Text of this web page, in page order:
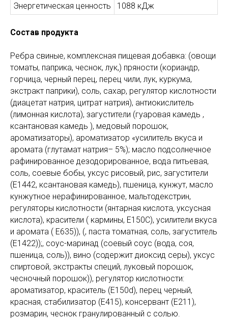
Энергетическая ценность
1088 кДж
Состав продукта
Ребра свиные, комплексная пищевая добавка: (овощи
томаты, паприка, чеснок, лук,) пряности (кориандр,
горчица, черный перец, перец чили, лук, куркума,
экстракт паприки), соль, сахар, регулятор кислотности
(диацетат натрия, цитрат натрия), антиокислитель
(лимонная кислота), загустители (гуаровая камедь ,
ксантановая камедь ), медовый порошок,
ароматизаторы), ароматизатор «усилитель вкуса и
аромата (глутамат натрия– 5%); масло подсолнечное
рафинированное дезодорированное, вода питьевая,
соль, соевые бобы, уксус рисовый, рис, загустители
(Е1442, ксантановая камедь), пшеница, кунжут, масло
кунжутное нерафинированное, мальтодекстрин,
регуляторы кислотности (янтарная кислота, уксусная
кислота), красители ( кармины, Е150С), усилители вкуса
и аромата ( Е635)), (, паста томатная, соль, загуститель
(Е1422));, соус-маринад (соевый соус (вода, соя,
пшеница, соль)), вино (содержит диоксид серы), уксус
спиртовой, экстракты специй, луковый порошок,
чесночный порошок)), регулятор кислотности:
ароматизатор, краситель (E150d), перец черный,
красная, стабилизатор (Е415), консервант (Е211),
розмарин, чеснок гранулированный с солью.